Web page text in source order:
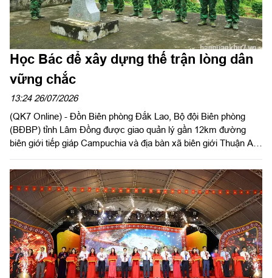
Học Bác để xây dựng thế trận lòng dân
vững chắc
13:24 26/07/2026
(QK7 Online) - Đồn Biên phòng Đắk Lao, Bộ đội Biên phòng
(BĐBP) tỉnh Lâm Đồng được giao quản lý gần 12km đường
biên giới tiếp giáp Campuchia và địa bàn xã biên giới Thuận An.
tự, hoạt động buôn lậu, xuất nhập cảnh trái phép và tội phạm
xuyên biên giới. Trong điều kiện nhiệm vụ ngày càng cao, cán
bộ, chiến sĩ đơn vị luôn xác định học tập và làm theo tư tưởng,
đạo đức, phong cách Hồ Chí Minh là động lực để hoàn thành tốt
mọi nhiệm vụ.